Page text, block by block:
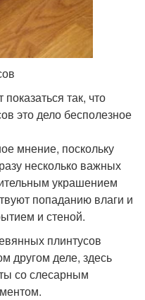
так, что
это дело бесполезное
мнение, поскольку
несколько важных
украшением
попаданию влаги и
и стеной.
плинтусов
другом деле, здесь
со слесарным